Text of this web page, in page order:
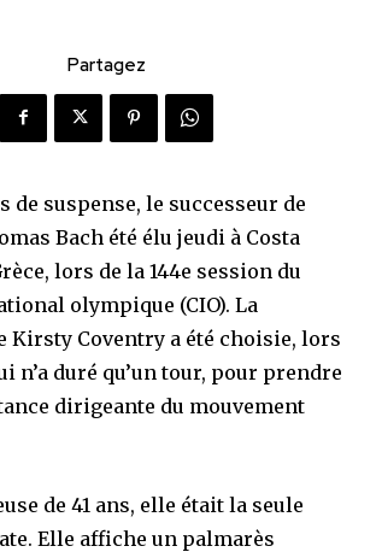
Partagez
de suspense, le successeur de
Bach été élu jeudi à Costa
lors de la 144e session du
olympique (CIO). La
Kirsty Coventry a été choisie, lors
n’a duré qu’un tour, pour prendre
dirigeante du mouvement
de 41 ans, elle était la seule
Elle affiche un palmarès